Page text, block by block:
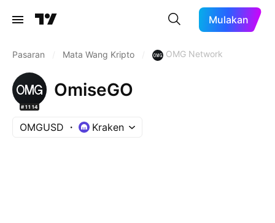
Mulakan
Pasaran Mata Wang Kripto OMG Network
#1114
OmiseGO
OMGUSD Kraken